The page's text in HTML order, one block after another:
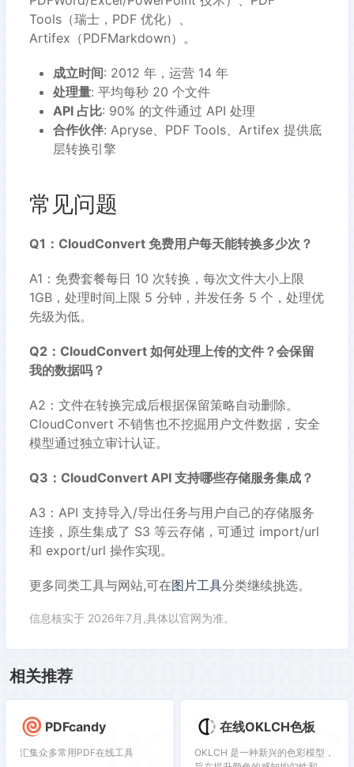
Tools（瑞士，PDF 优化）、
Artifex（PDFMarkdown）。
成立时间: 2012 年，运营 14 年
处理量: 平均每秒 20 个文件
API 占比: 90% 的文件通过 API 处理
合作伙伴: Apryse、PDF Tools、Artifex 提供底
层转换引擎
常见问题
Q1：CloudConvert 免费用户每天能转换多少次？
A1：免费套餐每日 10 次转换，每次文件大小上限
1GB，处理时间上限 5 分钟，并发任务 5 个，处理优
先级为低。
Q2：CloudConvert 如何处理上传的文件？会保留
我的数据吗？
A2：文件在转换完成后根据保留策略自动删除。
CloudConvert 不销售也不挖掘用户文件数据，安全
模型通过独立审计认证。
Q3：CloudConvert API 支持哪些存储服务集成？
A3：API 支持导入/导出任务与用户自己的存储服务
连接，原生集成了 S3 等云存储，可通过 import/url
和 export/url 操作实现。
更多同类工具与网站,可在图片工具分类继续挑选。
信息核实于 2026年7月,具体以官网为准。
相关推荐
PDFcandy
汇集众多常用PDF在线工具
在线OKLCH色板
OKLCH 是一种新兴的色彩模型，